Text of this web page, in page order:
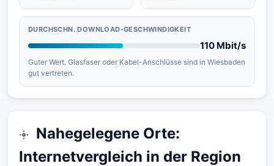
DURCHSCHN. DOWNLOAD-GESCHWINDIGKEIT
110 Mbit/s
Guter Wert. Glasfaser oder Kabel-Anschlüsse sind in Wiesbaden
gut vertreten.
Nahegelegene Orte:
Internetvergleich in der Region